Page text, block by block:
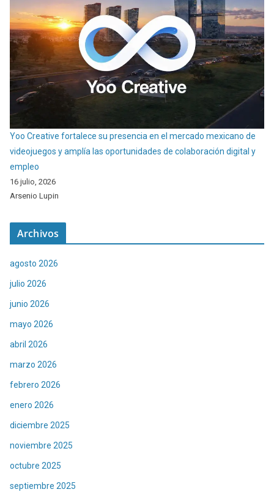
Yoo Creative fortalece su presencia en el mercado mexicano de
videojuegos y amplía las oportunidades de colaboración digital y
empleo
16 julio, 2026
Arsenio Lupin
Archivos
agosto 2026
julio 2026
junio 2026
mayo 2026
abril 2026
marzo 2026
febrero 2026
enero 2026
diciembre 2025
noviembre 2025
octubre 2025
septiembre 2025